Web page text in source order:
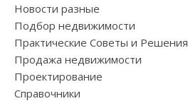
Новости разные
Подбор недвижимости
Практические Советы и Решения
Продажа недвижимости
Проектирование
Справочники